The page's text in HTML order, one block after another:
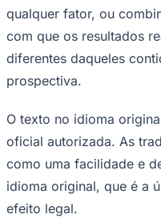
Palmeiras
qualquer fator, ou
com que os resultados
diferentes daqueles
prospectiva.
O texto no idioma
oficial autorizada. As
como uma facilidade e
idioma original, que é a
efeito legal.